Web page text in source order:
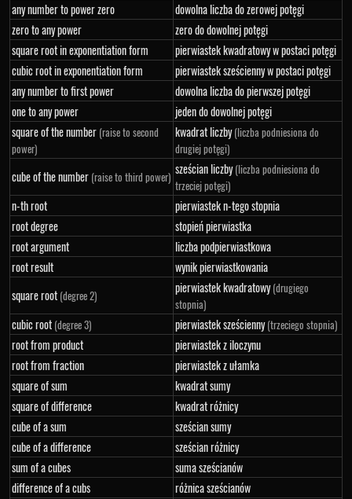
any number to power zero
dowolna liczba do zerowej potęgi
zero to any power
zero do dowolnej potęgi
square root in exponentiation form
pierwiastek kwadratowy w postaci potęgi
cubic root in exponentiation form
pierwiastek sześcienny w postaci potęgi
any number to first power
dowolna liczba do pierwszej potęgi
one to any power
jeden do dowolnej potęgi
square of the number (raise to second
power)
kwadrat liczby(liczba podniesiona do
drugiej potęgi)
cube of the number (raise to third power) sześcian liczby(liczba podniesiona do
trzeciej potęgi)
n-th root
pierwiastek n-tego stopnia
root degree
stopień pierwiastka
root argument
liczba podpierwiastkowa
root result
wynik pierwiastkowania
square root (degree 2) pierwiastek kwadratowy(drugiego
stopnia)
cubic root (degree 3) pierwiastek sześcienny(trzeciego stopnia)
root from product
pierwiastek z iloczynu
root from fraction
pierwiastek z ułamka
square of sum
kwadrat sumy
square of difference
kwadrat różnicy
cube of a sum
sześcian sumy
cube of a difference
sześcian różnicy
sum of a cubes
suma sześcianów
difference of a cubs
różnica sześcianów